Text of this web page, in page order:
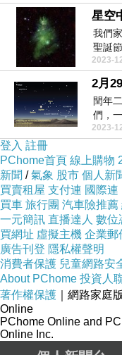
星空
我們
聖誕
2023-
2月
閏年
們，
的閏年
2023-
登入 註冊
PChome首頁 線上購物
新聞 /氣象 股市 個人新
買賣租屋 支付連 國際連
買車 旅行團 汽車險推薦
一元簡訊 直播達人 數位
買網址 虛擬主機 企業郵
廣告刊登 隱私權聲明
消費者保護 兒童網路安
About PChome 投資人
著作權保護 ｜網路家庭
Online
PChome Online and
Online Inc.